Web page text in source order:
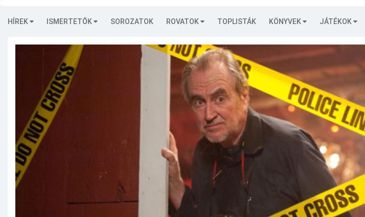
HÍREK ISMERTETŐK SOROZATOK ROVATOK TOPLISTÁK KÖNYVEK JÁTÉKOK